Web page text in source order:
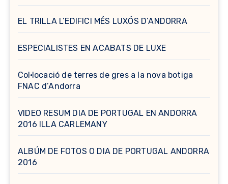
EL TRILLA L’EDIFICI MÉS LUXÓS D’ANDORRA
ESPECIALISTES EN ACABATS DE LUXE
Col·locació de terres de gres a la nova botiga
FNAC d’Andorra
VIDEO RESUM DIA DE PORTUGAL EN ANDORRA
2016 ILLA CARLEMANY
ALBÚM DE FOTOS O DIA DE PORTUGAL ANDORRA
2016